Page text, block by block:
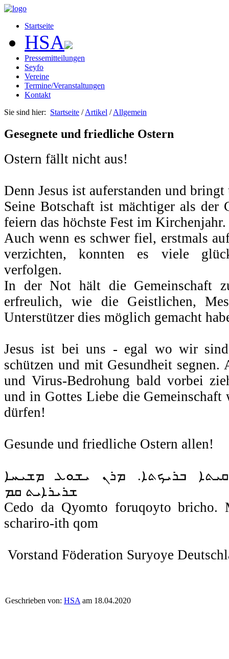
Startseite
HSA
Pressemitteilungen
Seyfo
Vereine
Termine/Veranstaltungen
Kontakt
Sie sind hier: Startseite /Artikel /Allgemein
Gesegnete und friedliche Ostern
Ostern fällt nicht aus!
Denn Jesus ist auferstanden und
Seine Botschaft ist mächtiger als der
feiern das höchste Fest im Kirchenjahr.
Auch wenn es schwer fiel, erstmals
verzichten, konnten es viele
verfolgen.
In der Not hält die Gemeinschaft
erfreulich, wie die Geistlichen,
Unterstützer dies möglich gemacht
Jesus ist bei uns - egal wo wir
schützen und mit Gesundheit
und Virus-Bedrohung bald vorbei
und in Gottes Liebe die Gemeinschaft
dürfen!
Gesunde und friedliche Ostern allen!
ܒܪܝܟܬܐ. ܡܪܢ ܝܫܘܥ ܡܫܝܚܐ
ܫܪܝܪܐܝܬ ܩܡ
Cedo da Qyomto foruqoyto bricho.
schariro-ith qom
Vorstand Föderation Suryoye
Geschrieben von: HSA am 18.04.2020